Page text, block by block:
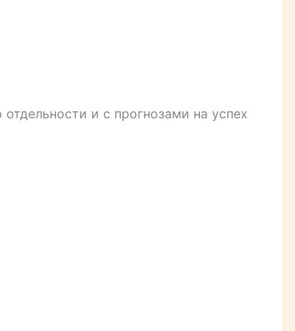
и с прогнозами на успех